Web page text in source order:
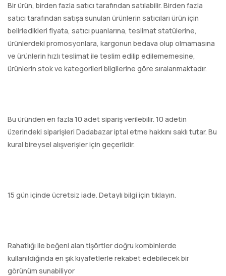
Bir ürün, birden fazla satıcı tarafından satılabilir. Birden fazla
satıcı tarafından satışa sunulan ürünlerin satıcıları ürün için
belirledikleri fiyata, satıcı puanlarına, teslimat statülerine,
ürünlerdeki promosyonlara, kargonun bedava olup olmamasına
ve ürünlerin hızlı teslimat ile teslim edilip edilememesine,
ürünlerin stok ve kategorileri bilgilerine göre sıralanmaktadır.
Bu üründen en fazla 10 adet sipariş verilebilir. 10 adetin
üzerindeki siparişleri Dadabazar iptal etme hakkını saklı tutar. Bu
kural bireysel alışverişler için geçerlidir.
15 gün içinde ücretsiz iade. Detaylı bilgi için tıklayın.
Rahatlığı ile beğeni alan tişörtler doğru kombinlerde
kullanıldığında en şık kıyafetlerle rekabet edebilecek bir
görünüm sunabiliyor